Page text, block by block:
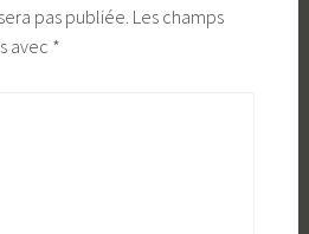
pas publiée. Les champs
avec *